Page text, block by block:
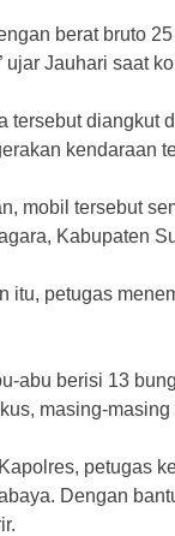
berat bruto
ujar Jauhari saat
tersebut diangkut
kendaraan
mobil tersebut
Kabupaten
itu, petugas
abu berisi 13
masing-
petugas
Dengan